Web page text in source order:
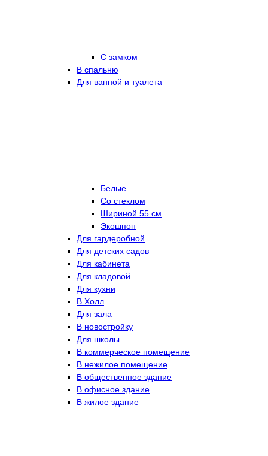
С замком
В спальню
Для ванной и туалета
Белые
Со стеклом
Шириной 55 см
Экошпон
Для гардеробной
Для детских садов
Для кабинета
Для кладовой
Для кухни
В Холл
Для зала
В новостройку
Для школы
В коммерческое помещение
В нежилое помещение
В общественное здание
В офисное здание
В жилое здание